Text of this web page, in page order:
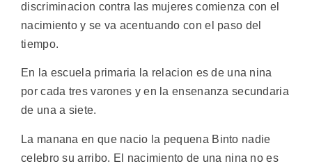
discriminacion contra las mujeres comienza con el
nacimiento y se va acentuando con el paso del
tiempo.
En la escuela primaria la relacion es de una nina
por cada tres varones y en la ensenanza secundaria
de una a siete.
La manana en que nacio la pequena Binto nadie
celebro su arribo. El nacimiento de una nina no es